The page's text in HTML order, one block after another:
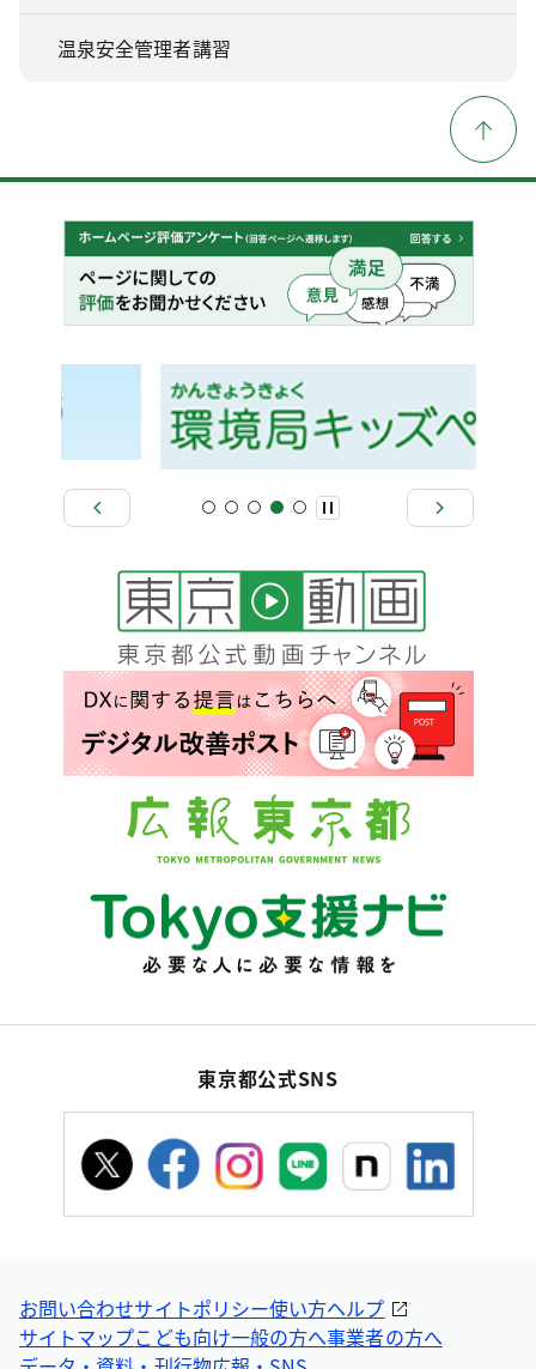
温泉安全管理者講習
東京都公式SNS
お問い合わせサイトポリシー使い方ヘルプ
サイトマップこども向け一般の方へ事業者の方へ